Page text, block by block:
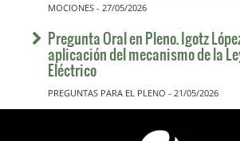
MOCIONES - 27/05/2026
Pregunta Oral en Pleno. Igotz
aplicación del mecanismo de la
Eléctrico
PREGUNTAS PARA EL PLENO - 21/05/2026